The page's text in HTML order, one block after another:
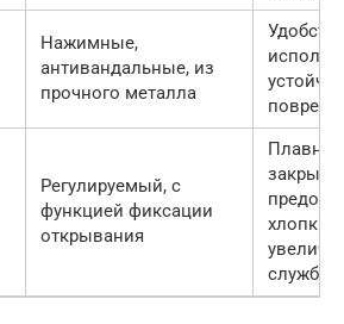
Нажимные,
антивандальные, из
прочного металла
Регулируемый, с
функцией фиксации
открывания
Плавное
хлопки,
службы